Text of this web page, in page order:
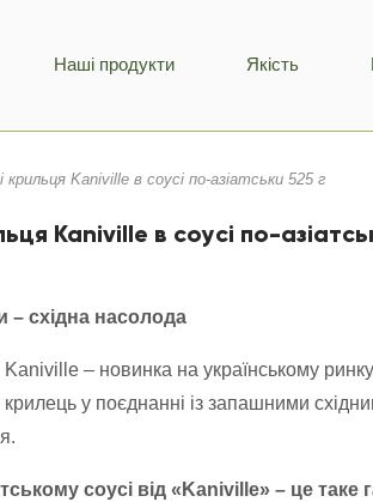
Наші продукти Якість
крильця Kaniville в соусі по-азіатськи 525 г
Kaniville в соусі по-
– східна насолода
Kaniville – новинка на українському
у поєднанні із запашними
соусі від «Kaniville» – це